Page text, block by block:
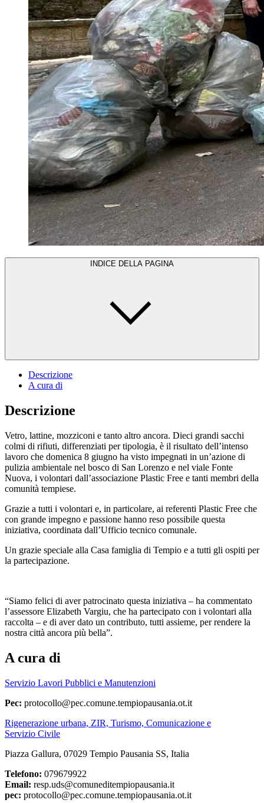
INDICE DELLA PAGINA
Descrizione
A cura di
Descrizione
Vetro, lattine, mozziconi e tanto altro ancora. Dieci grandi sacchi
colmi di rifiuti, differenziati per tipologia, è il risultato dell’intenso
lavoro che domenica 8 giugno ha visto impegnati in un’azione di
pulizia ambientale nel bosco di San Lorenzo e nel viale Fonte
Nuova, i volontari dall’associazione Plastic Free e tanti membri della
comunità tempiese.
Grazie a tutti i volontari e, in particolare, ai referenti Plastic Free che
con grande impegno e passione hanno reso possibile questa
iniziativa, coordinata dall’Ufficio tecnico comunale.
Un grazie speciale alla Casa famiglia di Tempio e a tutti gli ospiti per
la partecipazione.
“Siamo felici di aver patrocinato questa iniziativa – ha commentato
l’assessore Elizabeth Vargiu, che ha partecipato con i volontari alla
raccolta – e di aver dato un contributo, tutti assieme, per rendere la
nostra città ancora più bella”.
A cura di
Servizio Lavori Pubblici e Manutenzioni
Pec: protocollo@pec.comune.tempiopausania.ot.it
Rigenerazione urbana, ZIR, Turismo, Comunicazione e
Servizio Civile
Piazza Gallura, 07029 Tempio Pausania SS, Italia
Telefono: 079679922
Email: resp.uds@comuneditempiopausania.it
pec: protocollo@pec.comune.tempiopausania.ot.it